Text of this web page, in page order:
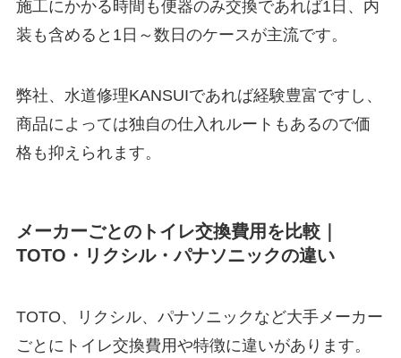
施工にかかる時間も便器のみ交換であれば1日、内
装も含めると1日～数日のケースが主流です。
弊社、水道修理KANSUIであれば経験豊富ですし、
商品によっては独自の仕入れルートもあるので価
格も抑えられます。
メーカーごとのトイレ交換費用を比較｜
TOTO・リクシル・パナソニックの違い
TOTO、リクシル、パナソニックなど大手メーカー
ごとにトイレ交換費用や特徴に違いがあります。